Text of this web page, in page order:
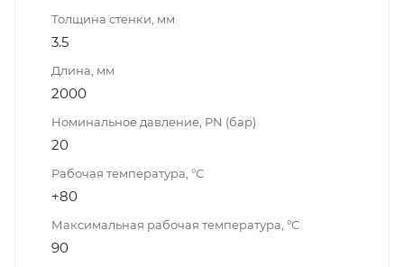
Толщина стенки, мм
3.5
Длина, мм
2000
Номинальное давление, PN (бар)
20
Рабочая температура, °С
+80
Максимальная рабочая температура, °С
90